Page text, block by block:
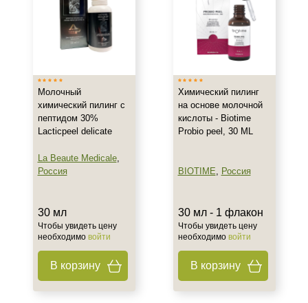
Обновление клеток
Ровный тон
Показать еще
Лицо
Тело
Объём
30 мл
50 мл
Ингредиенты
Азелаиновая кислота
Молочный
химический пилинг с
пептидом 30%
Lacticpeel delicate
La Beaute Medicale,
Россия
30 мл
Чтобы увидеть цену
необходимо войти
В корзину
Химический пилинг
на основе молочной
кислоты - Biotime
Probio peel, 30 ML
BIOTIME, Россия
30 мл - 1 флакон
Чтобы увидеть цену
необходимо войти
В корзину